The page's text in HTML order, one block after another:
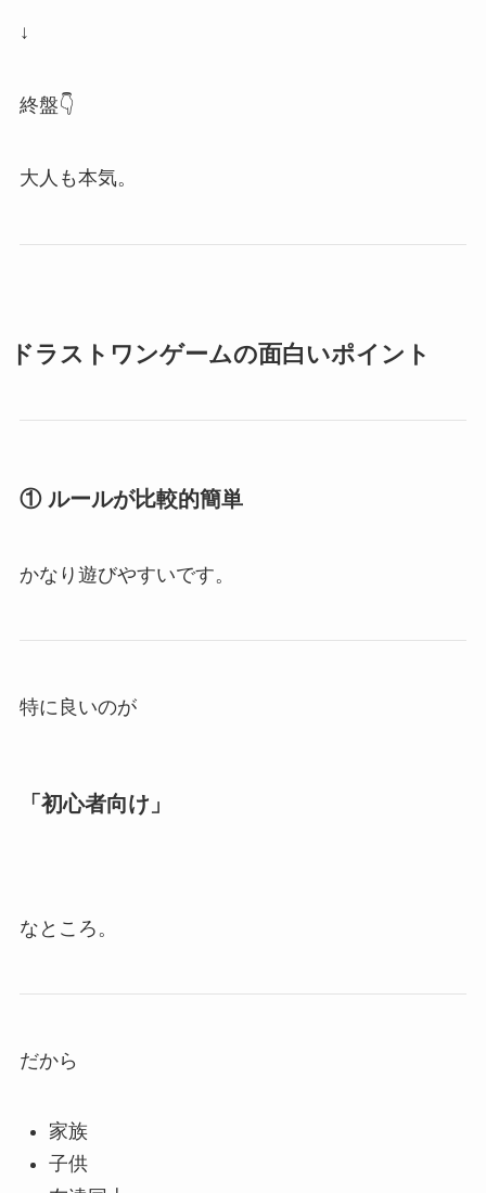
↓
終盤👇
大人も本気。
ドラストワンゲームの面白いポイント
① ルールが比較的簡単
かなり遊びやすいです。
特に良いのが
「初心者向け」
なところ。
だから
家族
子供